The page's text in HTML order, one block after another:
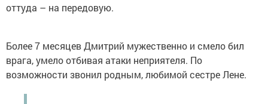
оттуда – на передовую.
Более 7 месяцев Дмитрий мужественно и смело бил
врага, умело отбивая атаки неприятеля. По
возможности звонил родным, любимой сестре Лене.